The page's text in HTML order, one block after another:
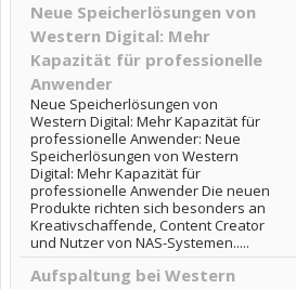
Neue Speicherlösungen von
Western Digital: Mehr
Kapazität für professionelle
Anwender
Neue Speicherlösungen von
Western Digital: Mehr Kapazität für
professionelle Anwender: Neue
Speicherlösungen von Western
Digital: Mehr Kapazität für
professionelle Anwender Die neuen
Produkte richten sich besonders an
Kreativschaffende, Content Creator
und Nutzer von NAS-Systemen.....
Aufspaltung bei Western